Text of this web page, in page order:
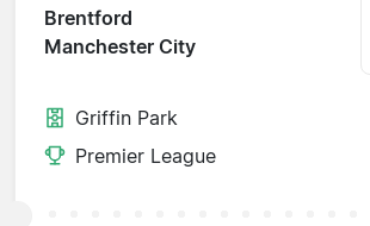
Brentford
Manchester City
Griffin Park
Premier League